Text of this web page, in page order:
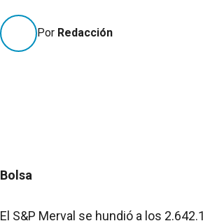
Por Redacción
Bolsa
El S&P Merval se hundió a los